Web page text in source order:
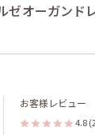
ゼオーガン
お客様レビュー
4.8